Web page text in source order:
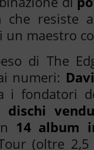
che resiste
un maestro
di The
numeri:
i fondatori
14 album
(oltre